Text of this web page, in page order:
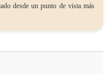
desde un punto de vista más